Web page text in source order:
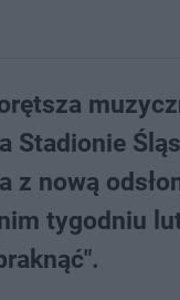
Stadionie
z nową
tygodniu